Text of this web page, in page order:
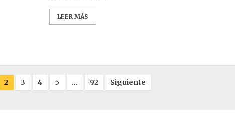
LEER MÁS
2 3 4 5 … 92 Siguiente